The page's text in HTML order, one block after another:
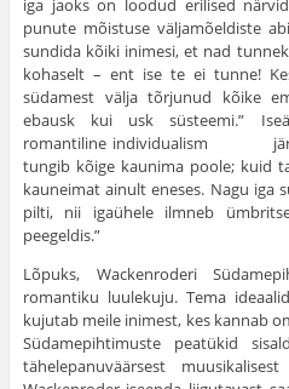
iga jaoks on loodud erilised
punute mõis­tuse väljamõeldiste
sun­dida kõiki inimesi, et nad
kohaselt – ent ise te ei tunne!
südamest välja tõrjunud kõike
ebausk kui usk süsteemi.”
romantiline individualism
tungib kõige kaunima poole; kuid
kauneimat ainult eneses. Nagu iga
pilti, nii igaühele ilmneb
peegeldis.”
Lõpuks, Wackenroderi
romantiku luulekuju. Tema
kujutab meile inimest, kes kannab
Südamepihtimuste peatükid
tähelepanuväärsest